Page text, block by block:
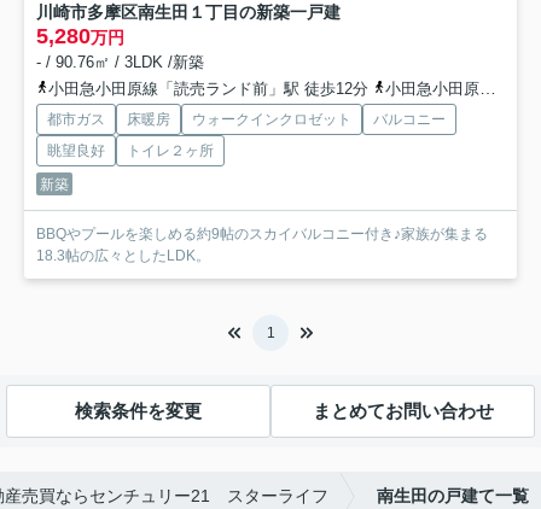
川崎市多摩区南生田１丁目の新築一戸建
5,280万円
- / 90.76㎡ / 3LDK /新築
小田急小田原線「読売ランド前」駅 徒歩12分
小田急小田原線「生田」駅 徒歩18分
都市ガス 床暖房 ウォークインクロゼット
バルコニー
眺望良好
トイレ２ヶ所
新築
BBQやプールを楽しめる約9帖のスカイバルコニー付き♪家族が集まる
18.3帖の広々としたLDK。
1
検索条件を変更 まとめてお問い合わせ
産売買ならセンチュリー21 スターライフ 南生田の戸建て一覧